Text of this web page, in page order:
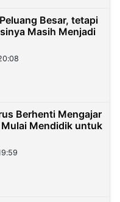
Besar, tetapi
Masih Menjadi
Berhenti Mengajar
Mendidik untuk